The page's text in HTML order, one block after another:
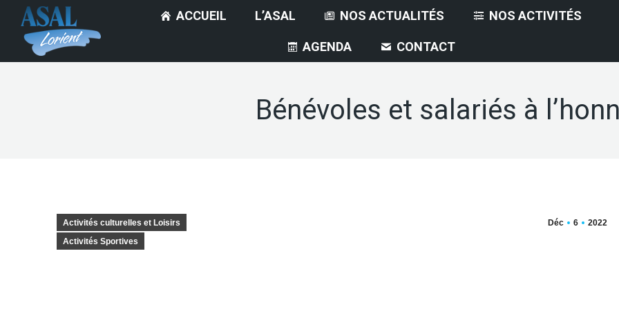
ACCUEIL L’ASAL NOS ACTUALITÉS NOS ACTIVITÉS
AGENDA CONTACT
Bénévoles et salariés à
Déc 6 2022
Activités culturelles et Loisirs
Activités Sportives